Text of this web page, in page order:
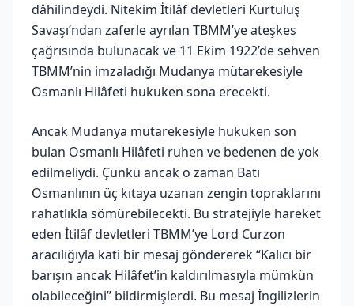
dâhilindeydi. Nitekim İtilâf devletleri Kurtuluş
Savaşı’ndan zaferle ayrılan TBMM’ye ateşkes
çağrısında bulunacak ve 11 Ekim 1922’de sehven
TBMM’nin imzaladığı Mudanya mütarekesiyle
Osmanlı Hilâfeti hukuken sona erecekti.
Ancak Mudanya mütarekesiyle hukuken son
bulan Osmanlı Hilâfeti ruhen ve bedenen de yok
edilmeliydi. Çünkü ancak o zaman Batı
Osmanlının üç kıtaya uzanan zengin topraklarını
rahatlıkla sömürebilecekti. Bu stratejiyle hareket
eden İtilâf devletleri TBMM’ye Lord Curzon
aracılığıyla kati bir mesaj göndererek “Kalıcı bir
barışın ancak Hilâfet’in kaldırılmasıyla mümkün
olabileceğini” bildirmişlerdi. Bu mesaj İngilizlerin